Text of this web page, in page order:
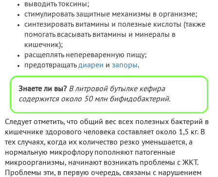
выводить токсины;
стимулировать защитные механизмы в организме;
синтезировать витамины и полезные кислоты (также
помогать всасывать витамины и минералы в
кишечник);
расщеплять непереваренную пищу;
предотвращать диареи и запоры.
Знаете ли вы? В литровой бутылке кефира
содержится около 50 млн бифидобактерий.
Следует отметить, что общий вес всех полезных бактерий в
кишечнике здорового человека составляет около 1,5 кг. В
тех случаях, когда их количество резко уменьшается, а
нормальную микрофлору пополняют патогенные
микроорганизмы, начинают возникать проблемы с ЖКТ.
Проблемы эти, в первую очередь, связаны с нарушением